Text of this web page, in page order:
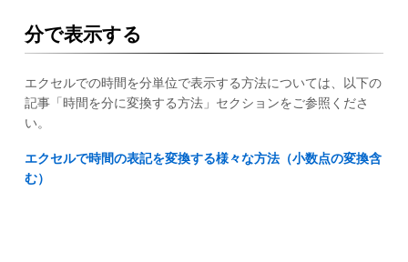
分で表示する
エクセルでの時間を分単位で表示する方法については、以下の
記事「時間を分に変換する方法」セクションをご参照くださ
い。
エクセルで時間の表記を変換する様々な方法（小数点の変換含
む）